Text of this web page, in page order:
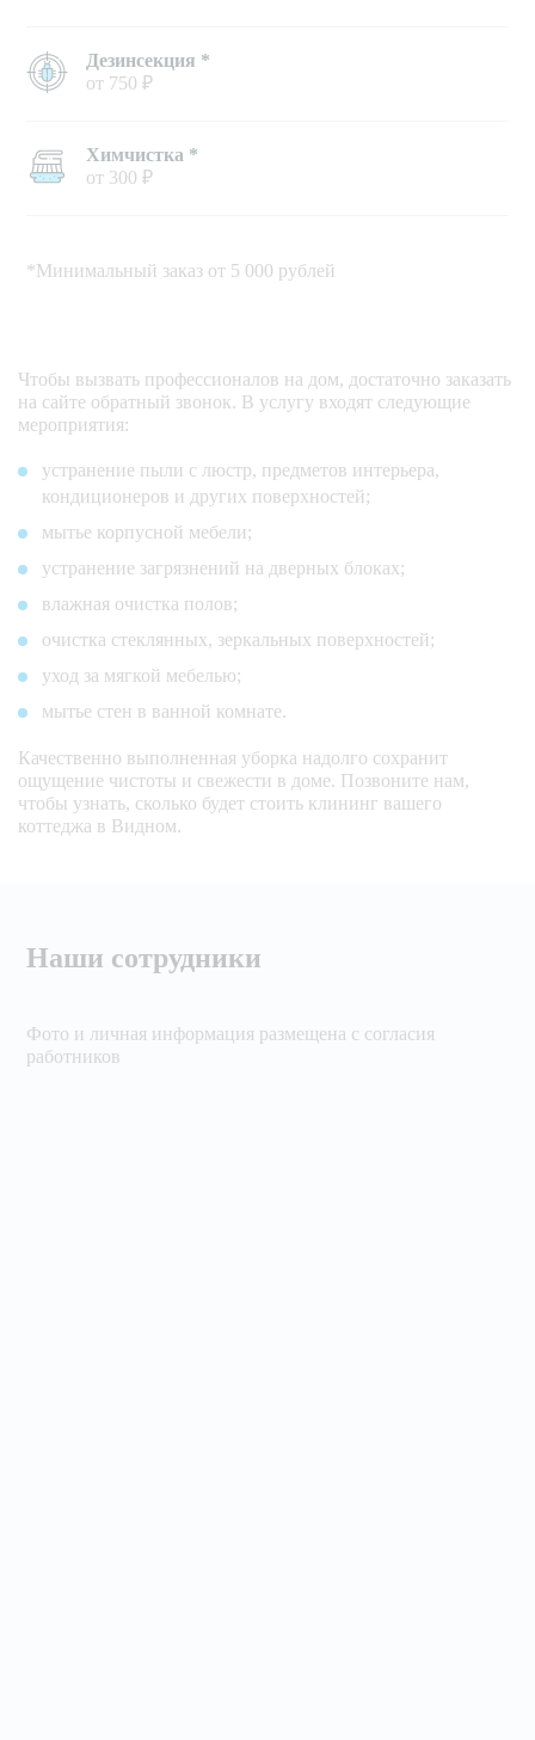
Дезинсекция *
от 750 ₽
Химчистка *
от 300 ₽
*Минимальный заказ от 5 000 рублей
Чтобы вызвать профессионалов на дом, достаточно заказать
на сайте обратный звонок. В услугу входят следующие
мероприятия:
устранение пыли с люстр, предметов интерьера,
кондиционеров и других поверхностей;
мытье корпусной мебели;
устранение загрязнений на дверных блоках;
влажная очистка полов;
очистка стеклянных, зеркальных поверхностей;
уход за мягкой мебелью;
мытье стен в ванной комнате.
Качественно выполненная уборка надолго сохранит
ощущение чистоты и свежести в доме. Позвоните нам,
чтобы узнать, сколько будет стоить клининг вашего
коттеджа в Видном.
Наши сотрудники
Фото и личная информация размещена с согласия
работников